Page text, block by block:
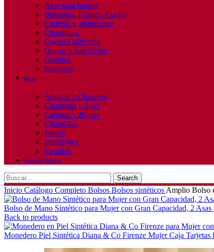
Asas para bolsos
Bufandas, Fulares, Cuello
Carteras y Monederos
Cinturones
Coveri Collection
Gorros y Sombreros
Guantes
Paraguas
Ropa
Abrigos y Chalecos
Camisetas y Tops
Camisas y Blusas
Chaquetas
Faldas
Pantalones
Vestidos
Guía de Pedidos
Search
Inicio Catálogo Completo Bolsos Bolsos sintéticos Amplio Bolso
Bolso de Mano Sintético para Mujer con Gran Capacidad, 2
Back to products
Monedero Piel Sintética Diana & Co Firenze Mujer Caja Tarjetas